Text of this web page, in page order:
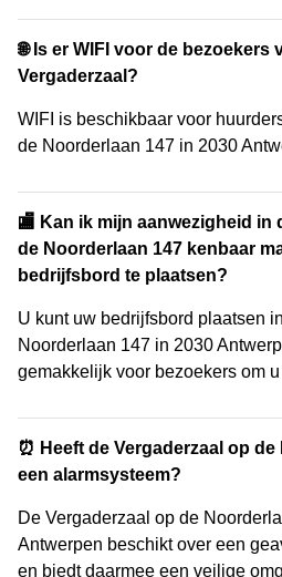
🌐 Is er WIFI voor de bezoekers
Vergaderzaal?
WIFI is beschikbaar voor
de Noorderlaan 147 in 2030
🏬 Kan ik mijn aanwezigheid in
de Noorderlaan 147 kenbaar
bedrijfsbord te plaatsen?
U kunt uw bedrijfsbord plaatsen
Noorderlaan 147 in 2030
gemakkelijk voor bezoekers om
⏰ Heeft de Vergaderzaal op
een alarmsysteem?
De Vergaderzaal op de
Antwerpen beschikt over een
en biedt daarmee een veilige